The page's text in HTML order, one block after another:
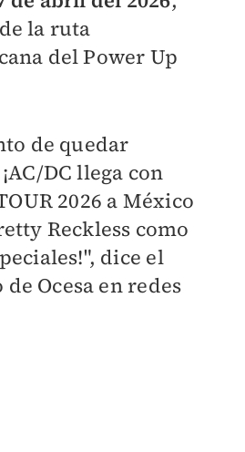
la ruta
del Power Up
de quedar
DC llega con
2026 a México
Reckless como
dice el
Ocesa en redes